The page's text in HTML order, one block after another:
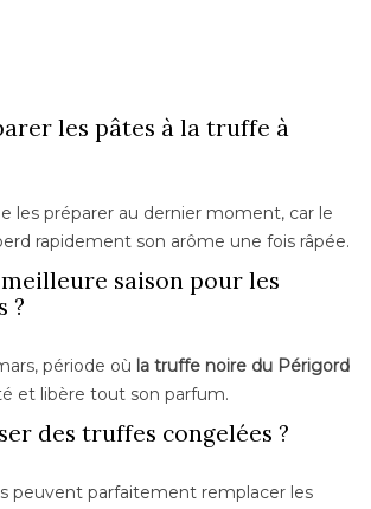
les pâtes à la truffe à
les préparer au dernier moment, car le
rapidement son arôme une fois râpée.
saison pour les
?
période où la truffe noire du Périgord
et libère tout son parfum.
des truffes congelées ?
peuvent parfaitement remplacer les